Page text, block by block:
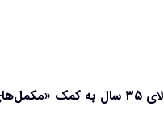
بهبود باروری زنان بالای ۳۵ سال به کمک